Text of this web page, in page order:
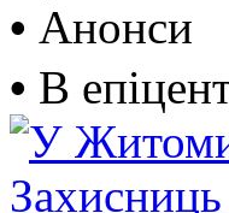
• Анонси
• В